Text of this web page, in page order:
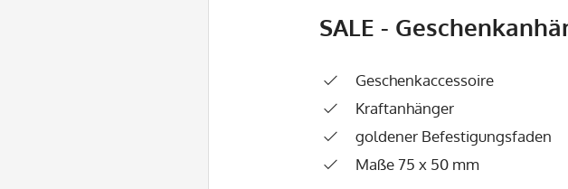
SALE -
Geschenkaccessoire
Kraftanhänger
goldener Befestigungsfaden
Maße 75 x 50 mm